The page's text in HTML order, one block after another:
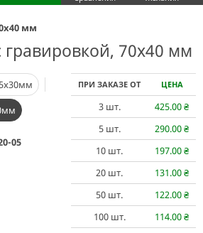
мм
70х40 мм
ПРИ ЗАКАЗЕ ОТ ЦЕНА
3шт. 425.00₴
5шт. 290.00₴
10 шт. 197.00₴
20 шт. 131.00₴
50 шт. 122.00₴
100шт. 114.00₴
05